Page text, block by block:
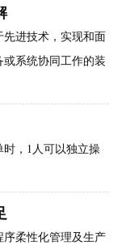
进技术，实现和面
系统协同工作的装
，1人可以独立操
柔性化管理及生产